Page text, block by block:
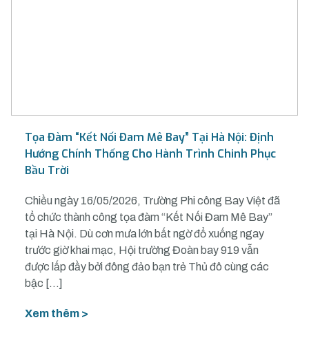
Tọa Đàm “Kết Nối Đam Mê Bay” Tại Hà Nội: Định
Hướng Chính Thống Cho Hành Trình Chinh Phục
Bầu Trời
Chiều ngày 16/05/2026, Trường Phi công Bay Việt đã
tổ chức thành công tọa đàm “Kết Nối Đam Mê Bay”
tại Hà Nội. Dù cơn mưa lớn bất ngờ đổ xuống ngay
trước giờ khai mạc, Hội trường Đoàn bay 919 vẫn
được lấp đầy bởi đông đảo bạn trẻ Thủ đô cùng các
bậc […]
Xem thêm >